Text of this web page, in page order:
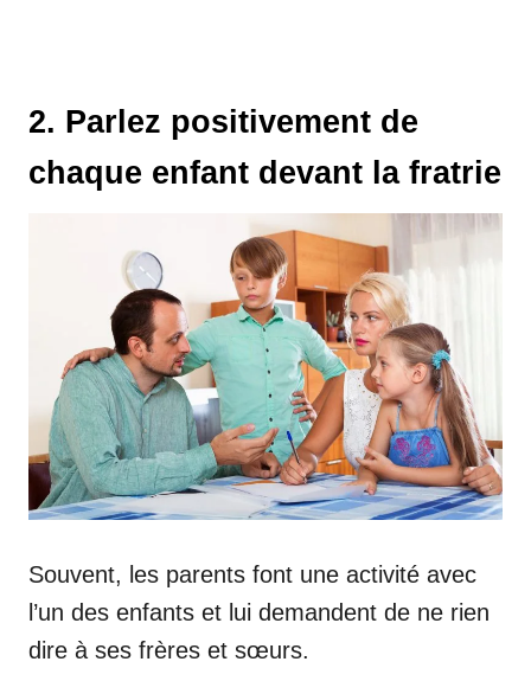
2. Parlez positivement de
chaque enfant devant la fratrie
Souvent, les parents font une activité avec
l’un des enfants et lui demandent de ne rien
dire à ses frères et sœurs.